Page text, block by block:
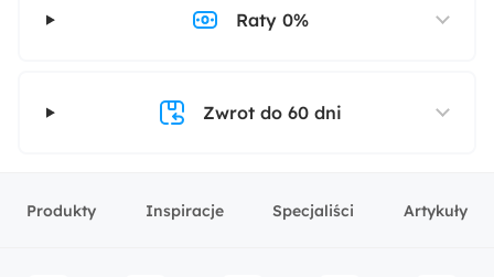
Raty 0%
Zwrot do 60 dni
Produkty Inspiracje Specjaliści Artykuły